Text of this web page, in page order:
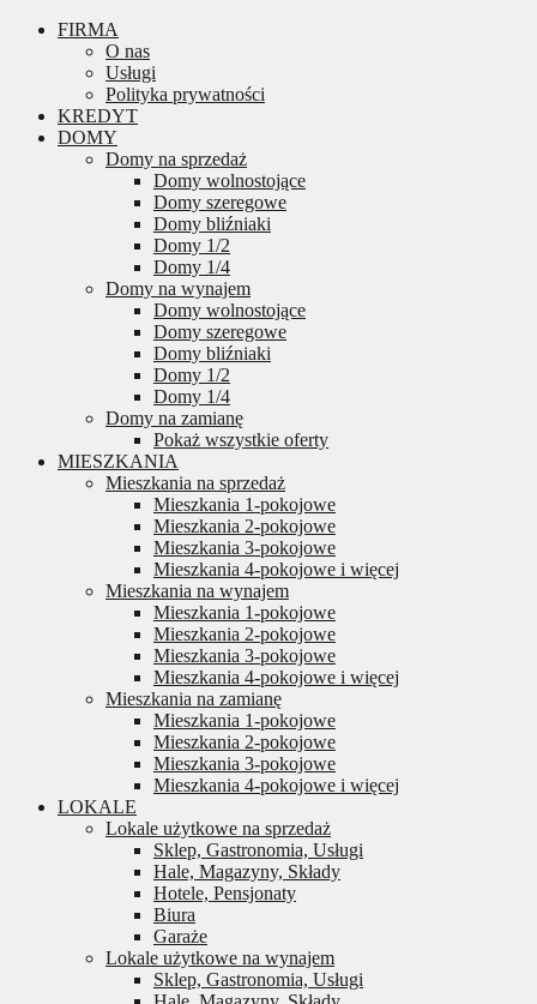
FIRMA
O nas
Usługi
Polityka prywatności
KREDYT
DOMY
Domy na sprzedaż
Domy wolnostojące
Domy szeregowe
Domy bliźniaki
Domy 1/2
Domy 1/4
Domy na wynajem
Domy wolnostojące
Domy szeregowe
Domy bliźniaki
Domy 1/2
Domy 1/4
Domy na zamianę
Pokaż wszystkie oferty
MIESZKANIA
Mieszkania na sprzedaż
Mieszkania 1-pokojowe
Mieszkania 2-pokojowe
Mieszkania 3-pokojowe
Mieszkania 4-pokojowe i więcej
Mieszkania na wynajem
Mieszkania 1-pokojowe
Mieszkania 2-pokojowe
Mieszkania 3-pokojowe
Mieszkania 4-pokojowe i więcej
Mieszkania na zamianę
Mieszkania 1-pokojowe
Mieszkania 2-pokojowe
Mieszkania 3-pokojowe
Mieszkania 4-pokojowe i więcej
LOKALE
Lokale użytkowe na sprzedaż
Sklep, Gastronomia, Usługi
Hale, Magazyny, Składy
Hotele, Pensjonaty
Biura
Garaże
Lokale użytkowe na wynajem
Sklep, Gastronomia, Usługi